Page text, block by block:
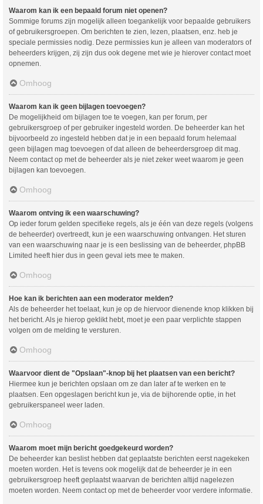
Waarom kan ik een bepaald forum niet openen?
Sommige forums zijn mogelijk alleen toegankelijk voor bepaalde gebruikers
of gebruikersgroepen. Om berichten te zien, lezen, plaatsen, enz. heb je
speciale permissies nodig. Deze permissies kun je alleen van moderators of
beheerders krijgen, zij zijn dus ook degene met wie je hierover contact moet
opnemen.
Omhoog
Waarom kan ik geen bijlagen toevoegen?
De mogelijkheid om bijlagen toe te voegen, kan per forum, per
gebruikersgroep of per gebruiker ingesteld worden. De beheerder kan het
bijvoorbeeld zo ingesteld hebben dat je in een bepaald forum helemaal
geen bijlagen mag toevoegen of dat alleen de beheerdersgroep dit mag.
Neem contact op met de beheerder als je niet zeker weet waarom je geen
bijlagen kan toevoegen.
Omhoog
Waarom ontving ik een waarschuwing?
Op ieder forum gelden specifieke regels, als je één van deze regels (volgens
de beheerder) overtreedt, kun je een waarschuwing ontvangen. Het sturen
van een waarschuwing naar je is een beslissing van de beheerder, phpBB
Limited heeft hier dus in geen geval iets mee te maken.
Omhoog
Hoe kan ik berichten aan een moderator melden?
Als de beheerder het toelaat, kun je op de hiervoor dienende knop klikken bij
het bericht. Als je hierop geklikt hebt, moet je een paar verplichte stappen
volgen om de melding te versturen.
Omhoog
Waarvoor dient de "Opslaan"-knop bij het plaatsen van een bericht?
Hiermee kun je berichten opslaan om ze dan later af te werken en te
plaatsen. Een opgeslagen bericht kun je, via de bijhorende optie, in het
gebruikerspaneel weer laden.
Omhoog
Waarom moet mijn bericht goedgekeurd worden?
De beheerder kan beslist hebben dat geplaatste berichten eerst nagekeken
moeten worden. Het is tevens ook mogelijk dat de beheerder je in een
gebruikersgroep heeft geplaatst waarvan de berichten altijd nagelezen
moeten worden. Neem contact op met de beheerder voor verdere informatie.